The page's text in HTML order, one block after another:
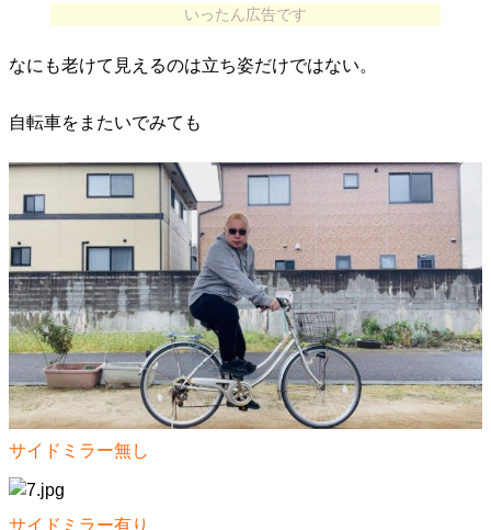
いったん広告です
なにも老けて見えるのは立ち姿だけではない。
自転車をまたいでみても
サイドミラー無し
サイドミラー有り